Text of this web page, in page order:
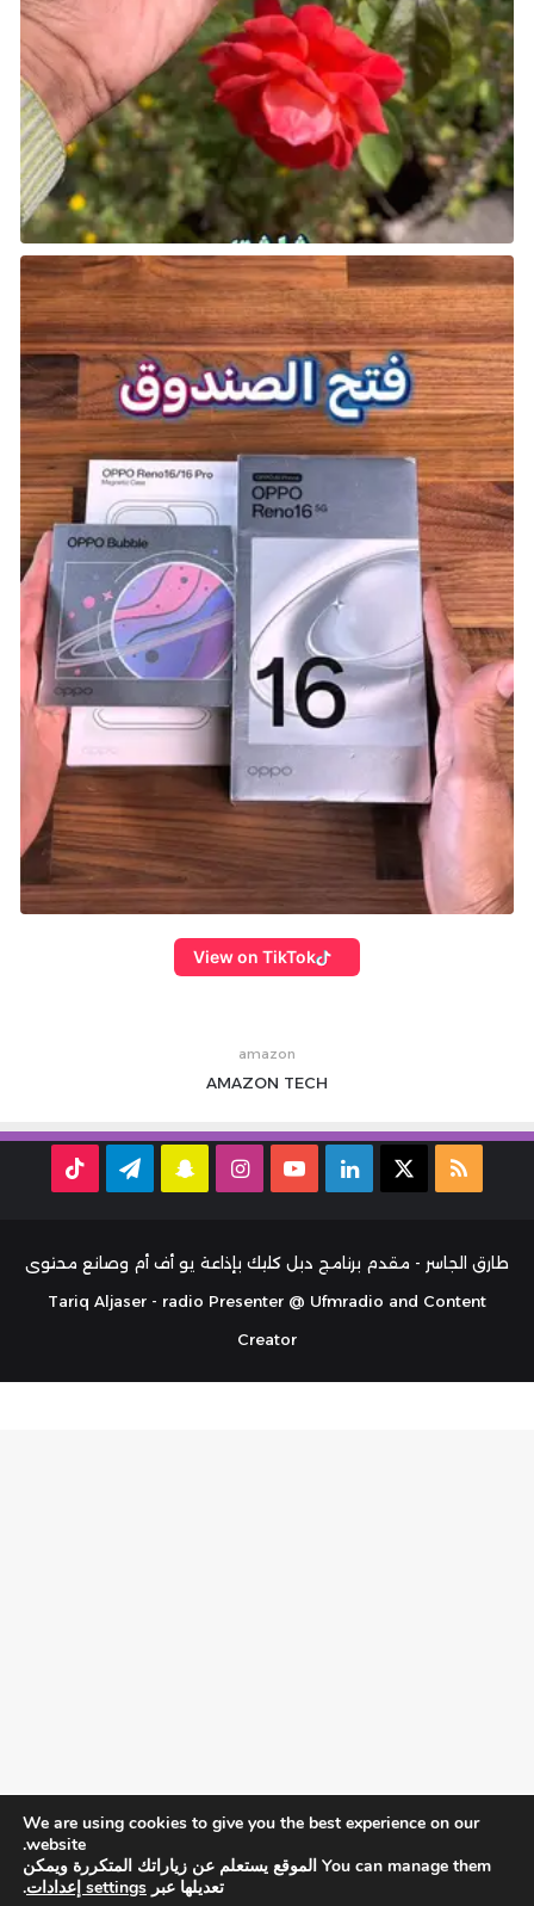
View on TikTok
amazon
AMAZON TECH
ملخص
RSS
لينكدإن ‫YouTubeانستقرامسناب تيلقرام
طارق الجاسر - مقدم برنامج دبل كليك بإذاعة يو أف أم وصانع محتوى
Tariq Aljaser - radio Presenter @ Ufmradio and Content
Creator
We are using cookies to give you the best experience on our
website.
You can manage them الموقع يستعلم عن زياراتك المتكررة ويمكن
تعديلها عبر settings إعدادات .